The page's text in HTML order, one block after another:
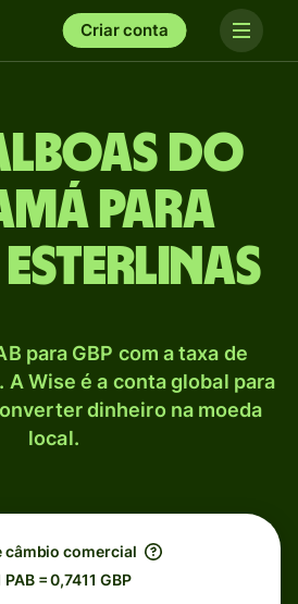
Criar conta
do
para
esterlinas
para GBP com a taxa de
Wise é a conta global para
dinheiro na moeda
local.
câmbio comercial
PAB = 0,7411 GBP